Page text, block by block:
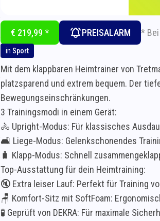
€ 219,99 * PREISALARM *
in Sport
Mit dem klappbaren Heimtrainer von
platzsparend und extrem bequem. Der
Bewegungseinschränkungen.
3 Trainingsmodi in einem Gerät:
🚴 Upright-Modus: Für klassisches
🛋️ Liege-Modus: Gelenkschonendes
🧳 Klapp-Modus: Schnell
Top-Ausstattung für dein Heimtraining:
🔇 Extra leiser Lauf: Perfekt für Training
🪑 Komfort-Sitz mit SoftFoam:
🧪 Geprüft von DEKRA: Für maximale